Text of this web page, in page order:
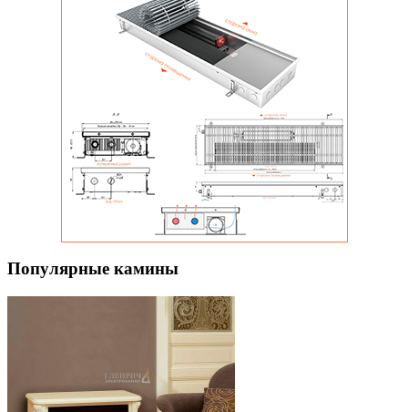
Популярные камины